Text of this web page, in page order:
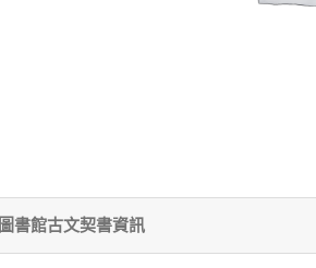
圖書館古文契書資訊